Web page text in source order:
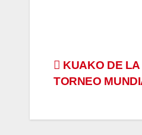
entradas
KUAKO DE
TORNEO